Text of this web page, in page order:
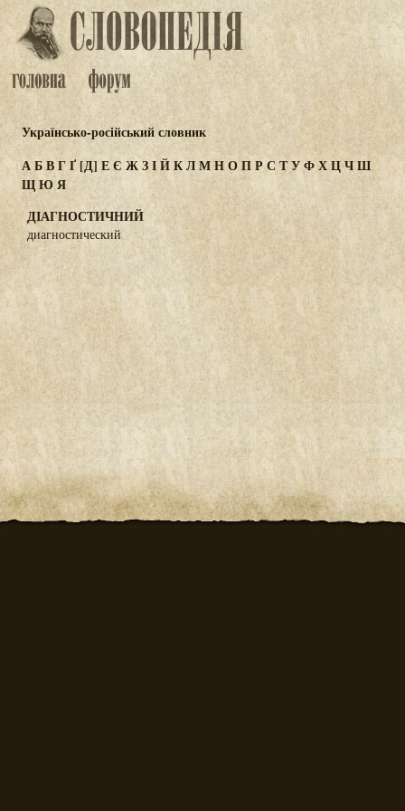
Українсько-російський словник
АБВГҐ[Д] ЕЄ ЖЗІЙКЛМНОПР С ТУФХЦЧШ
ЩЮ Я
ДІАГНОСТИЧНИЙ
диагностический